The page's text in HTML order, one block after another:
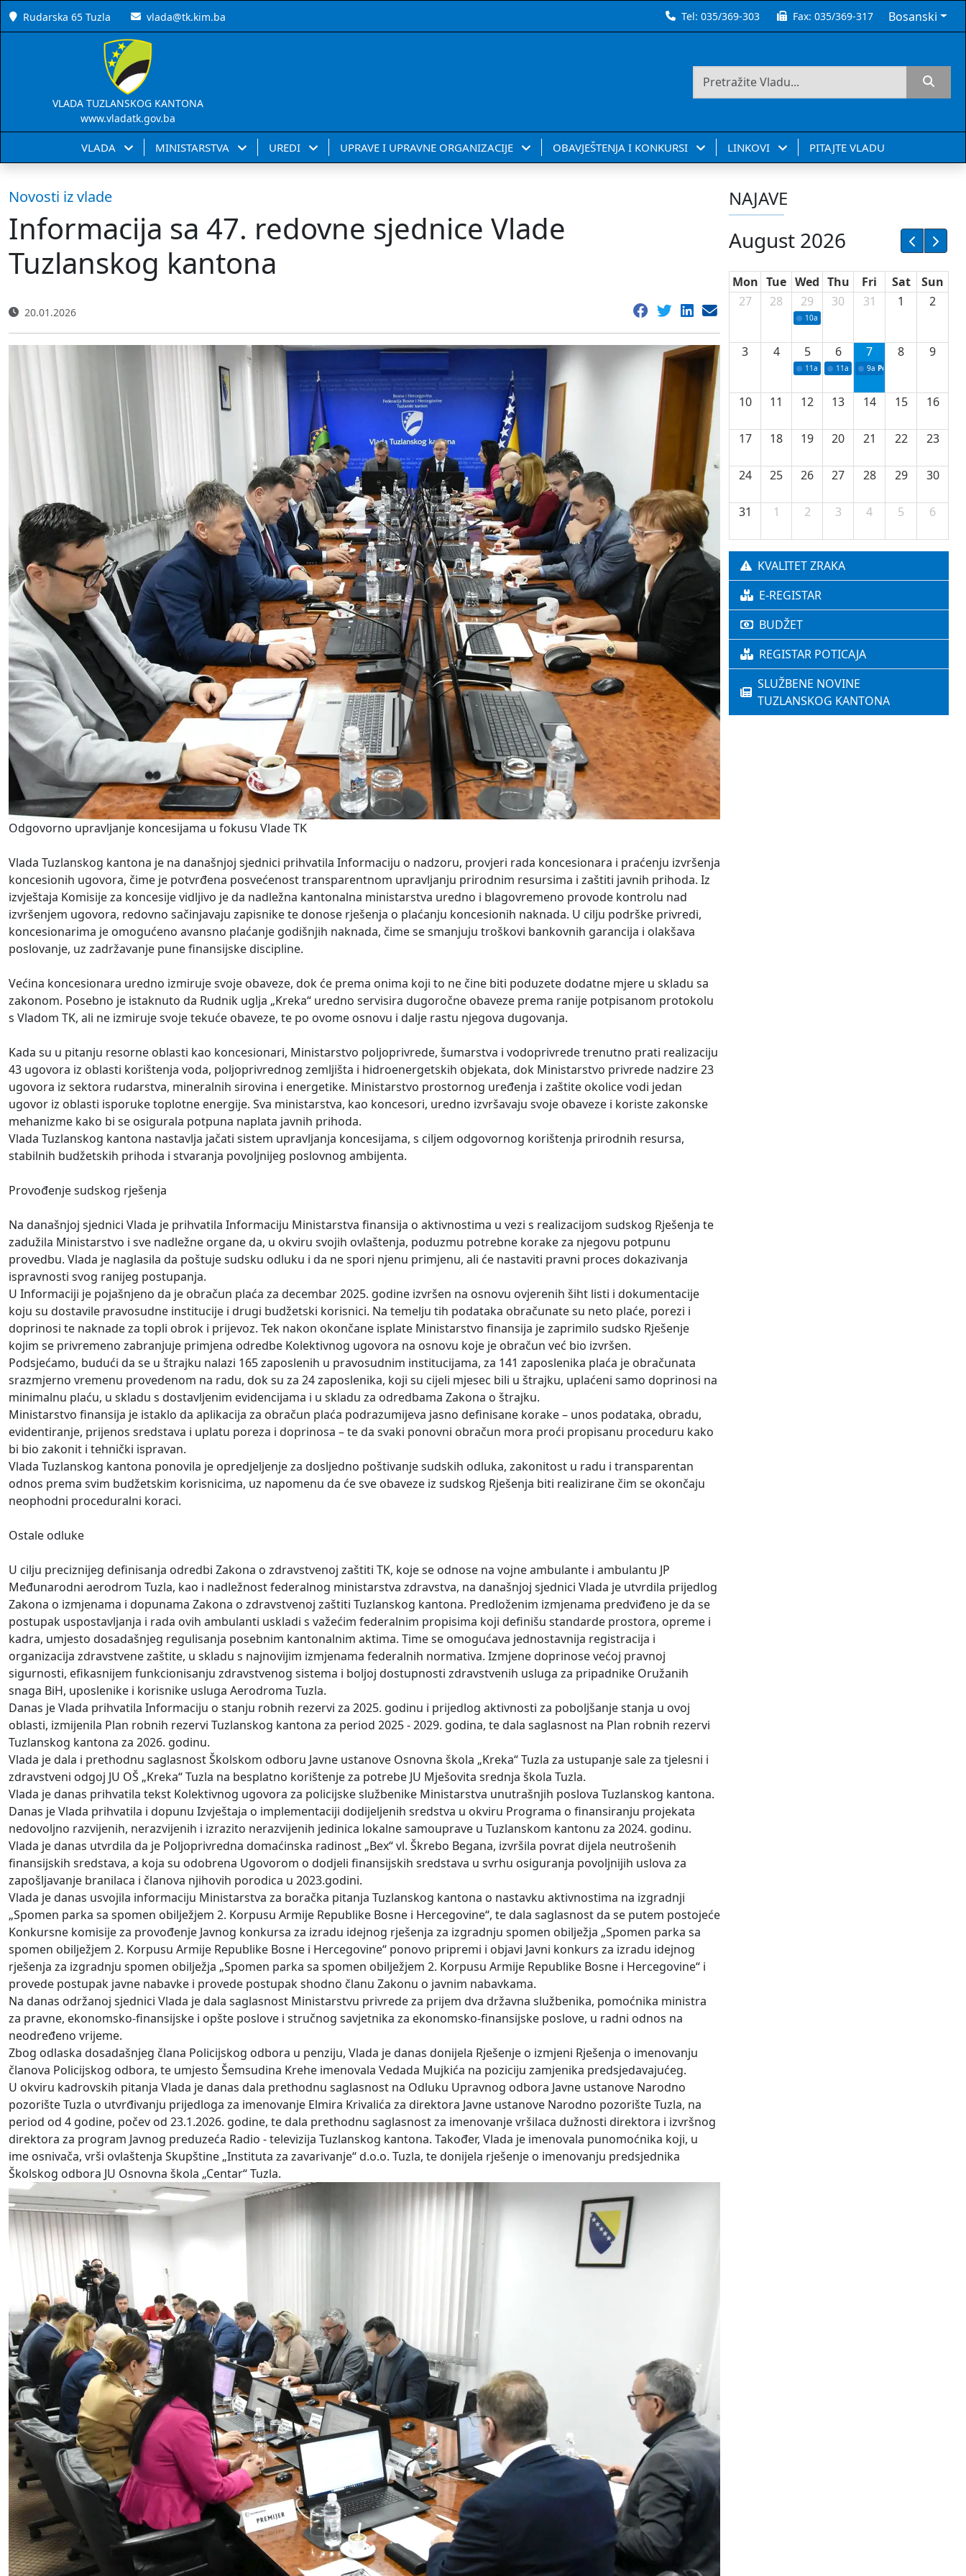
Rudarska 65 Tuzla vlada@tk.kim.ba Tel:035/369-303 Fax:035/369-317 Bosanski
VLADA TUZLANSKOG KANTONA
www.vladatk.gov.ba
VLADA MINISTARSTVA UREDI UPRAVE I UPRAVNE ORGANIZACIJE OBAVJEŠTENJA I KONKURSI LINKOVI PITAJTE VLADU
Novosti iz vlade
Informacija sa 47. redovne sjednice Vlade
Tuzlanskog kantona
20.01.2026
Odgovorno upravljanje koncesijama u fokusu Vlade TK
Vlada Tuzlanskog kantona je na današnjoj sjednici prihvatila Informaciju o nadzoru, provjeri rada koncesionara i praćenju izvršenja
koncesionih ugovora, čime je potvrđena posvećenost transparentnom upravljanju prirodnim resursima i zaštiti javnih prihoda. Iz
izvještaja Komisije za koncesije vidljivo je da nadležna kantonalna ministarstva uredno i blagovremeno provode kontrolu nad
izvršenjem ugovora, redovno sačinjavaju zapisnike te donose rješenja o plaćanju koncesionih naknada. U cilju podrške privredi,
koncesionarima je omogućeno avansno plaćanje godišnjih naknada, čime se smanjuju troškovi bankovnih garancija i olakšava
poslovanje, uz zadržavanje pune finansijske discipline.
Većina koncesionara uredno izmiruje svoje obaveze, dok će prema onima koji to ne čine biti poduzete dodatne mjere u skladu sa
zakonom. Posebno je istaknuto da Rudnik uglja „Kreka“ uredno servisira dugoročne obaveze prema ranije potpisanom protokolu
s Vladom TK, ali ne izmiruje svoje tekuće obaveze, te po ovome osnovu i dalje rastu njegova dugovanja.
Kada su u pitanju resorne oblasti kao koncesionari, Ministarstvo poljoprivrede, šumarstva i vodoprivrede trenutno prati realizaciju
43 ugovora iz oblasti korištenja voda, poljoprivrednog zemljišta i hidroenergetskih objekata, dok Ministarstvo privrede nadzire 23
ugovora iz sektora rudarstva, mineralnih sirovina i energetike. Ministarstvo prostornog uređenja i zaštite okolice vodi jedan
ugovor iz oblasti isporuke toplotne energije. Sva ministarstva, kao koncesori, uredno izvršavaju svoje obaveze i koriste zakonske
mehanizme kako bi se osigurala potpuna naplata javnih prihoda.
Vlada Tuzlanskog kantona nastavlja jačati sistem upravljanja koncesijama, s ciljem odgovornog korištenja prirodnih resursa,
stabilnih budžetskih prihoda i stvaranja povoljnijeg poslovnog ambijenta.
Provođenje sudskog rješenja
Na današnjoj sjednici Vlada je prihvatila Informaciju Ministarstva finansija o aktivnostima u vezi s realizacijom sudskog Rješenja te
zadužila Ministarstvo i sve nadležne organe da, u okviru svojih ovlaštenja, poduzmu potrebne korake za njegovu potpunu
provedbu. Vlada je naglasila da poštuje sudsku odluku i da ne spori njenu primjenu, ali će nastaviti pravni proces dokazivanja
ispravnosti svog ranijeg postupanja.
U Informaciji je pojašnjeno da je obračun plaća za decembar 2025. godine izvršen na osnovu ovjerenih šiht listi i dokumentacije
koju su dostavile pravosudne institucije i drugi budžetski korisnici. Na temelju tih podataka obračunate su neto plaće, porezi i
doprinosi te naknade za topli obrok i prijevoz. Tek nakon okončane isplate Ministarstvo finansija je zaprimilo sudsko Rješenje
kojim se privremeno zabranjuje primjena odredbe Kolektivnog ugovora na osnovu koje je obračun već bio izvršen.
Podsjećamo, budući da se u štrajku nalazi 165 zaposlenih u pravosudnim institucijama, za 141 zaposlenika plaća je obračunata
srazmjerno vremenu provedenom na radu, dok su za 24 zaposlenika, koji su cijeli mjesec bili u štrajku, uplaćeni samo doprinosi na
minimalnu plaću, u skladu s dostavljenim evidencijama i u skladu za odredbama Zakona o štrajku.
Ministarstvo finansija je istaklo da aplikacija za obračun plaća podrazumijeva jasno definisane korake – unos podataka, obradu,
evidentiranje, prijenos sredstava i uplatu poreza i doprinosa – te da svaki ponovni obračun mora proći propisanu proceduru kako
bi bio zakonit i tehnički ispravan.
Vlada Tuzlanskog kantona ponovila je opredjeljenje za dosljedno poštivanje sudskih odluka, zakonitost u radu i transparentan
odnos prema svim budžetskim korisnicima, uz napomenu da će sve obaveze iz sudskog Rješenja biti realizirane čim se okončaju
neophodni proceduralni koraci.
Ostale odluke
U cilju preciznijeg definisanja odredbi Zakona o zdravstvenoj zaštiti TK, koje se odnose na vojne ambulante i ambulantu JP
Međunarodni aerodrom Tuzla, kao i nadležnost federalnog ministarstva zdravstva, na današnjoj sjednici Vlada je utvrdila prijedlog
Zakona o izmjenama i dopunama Zakona o zdravstvenoj zaštiti Tuzlanskog kantona. Predloženim izmjenama predviđeno je da se
postupak uspostavljanja i rada ovih ambulanti uskladi s važećim federalnim propisima koji definišu standarde prostora, opreme i
kadra, umjesto dosadašnjeg regulisanja posebnim kantonalnim aktima. Time se omogućava jednostavnija registracija i
organizacija zdravstvene zaštite, u skladu s najnovijim izmjenama federalnih normativa. Izmjene doprinose većoj pravnoj
sigurnosti, efikasnijem funkcionisanju zdravstvenog sistema i boljoj dostupnosti zdravstvenih usluga za pripadnike Oružanih
snaga BiH, uposlenike i korisnike usluga Aerodroma Tuzla.
Danas je Vlada prihvatila Informaciju o stanju robnih rezervi za 2025. godinu i prijedlog aktivnosti za poboljšanje stanja u ovoj
oblasti, izmijenila Plan robnih rezervi Tuzlanskog kantona za period 2025 - 2029. godina, te dala saglasnost na Plan robnih rezervi
Tuzlanskog kantona za 2026. godinu.
Vlada je dala i prethodnu saglasnost Školskom odboru Javne ustanove Osnovna škola „Kreka“ Tuzla za ustupanje sale za tjelesni i
zdravstveni odgoj JU OŠ „Kreka“ Tuzla na besplatno korištenje za potrebe JU Mješovita srednja škola Tuzla.
Vlada je danas prihvatila tekst Kolektivnog ugovora za policijske službenike Ministarstva unutrašnjih poslova Tuzlanskog kantona.
Danas je Vlada prihvatila i dopunu Izvještaja o implementaciji dodijeljenih sredstva u okviru Programa o finansiranju projekata
nedovoljno razvijenih, nerazvijenih i izrazito nerazvijenih jedinica lokalne samouprave u Tuzlanskom kantonu za 2024. godinu.
Vlada je danas utvrdila da je Poljoprivredna domaćinska radinost „Bex“ vl. Škrebo Begana, izvršila povrat dijela neutrošenih
finansijskih sredstava, a koja su odobrena Ugovorom o dodjeli finansijskih sredstava u svrhu osiguranja povoljnijih uslova za
zapošljavanje branilaca i članova njihovih porodica u 2023.godini.
Vlada je danas usvojila informaciju Ministarstva za boračka pitanja Tuzlanskog kantona o nastavku aktivnostima na izgradnji
„Spomen parka sa spomen obilježjem 2. Korpusu Armije Republike Bosne i Hercegovine“, te dala saglasnost da se putem postojeće
Konkursne komisije za provođenje Javnog konkursa za izradu idejnog rješenja za izgradnju spomen obilježja „Spomen parka sa
spomen obilježjem 2. Korpusu Armije Republike Bosne i Hercegovine“ ponovo pripremi i objavi Javni konkurs za izradu idejnog
rješenja za izgradnju spomen obilježja „Spomen parka sa spomen obilježjem 2. Korpusu Armije Republike Bosne i Hercegovine“ i
provede postupak javne nabavke i provede postupak shodno članu Zakonu o javnim nabavkama.
Na danas održanoj sjednici Vlada je dala saglasnost Ministarstvu privrede za prijem dva državna službenika, pomoćnika ministra
za pravne, ekonomsko-finansijske i opšte poslove i stručnog savjetnika za ekonomsko-finansijske poslove, u radni odnos na
neodređeno vrijeme.
Zbog odlaska dosadašnjeg člana Policijskog odbora u penziju, Vlada je danas donijela Rješenje o izmjeni Rješenja o imenovanju
članova Policijskog odbora, te umjesto Šemsudina Krehe imenovala Vedada Mujkića na poziciju zamjenika predsjedavajućeg.
U okviru kadrovskih pitanja Vlada je danas dala prethodnu saglasnost na Odluku Upravnog odbora Javne ustanove Narodno
pozorište Tuzla o utvrđivanju prijedloga za imenovanje Elmira Krivalića za direktora Javne ustanove Narodno pozorište Tuzla, na
period od 4 godine, počev od 23.1.2026. godine, te dala prethodnu saglasnost za imenovanje vršilaca dužnosti direktora i izvršnog
direktora za program Javnog preduzeća Radio - televizija Tuzlanskog kantona. Također, Vlada je imenovala punomoćnika koji, u
ime osnivača, vrši ovlaštenja Skupštine „Instituta za zavarivanje“ d.o.o. Tuzla, te donijela rješenje o imenovanju predsjednika
Školskog odbora JU Osnovna škola „Centar“ Tuzla.
NAJAVE
August 2026
Mon Tue Wed Thu Fri Sat
Sun
27
28 29
10a Potpisivanje ugovora sa neprofitnim
30 31 1 2
3 4 5
11a Potpisivanje ugovora o stipendijama
6
11a Podrška razvoju vodne
7
9a Početak izgradnje nove
8 9
10 11 12 13 14 15 16
17 18 19 20 21 22 23
24 25 26 27 28 29 30
31 1 2 3 4 5 6
KVALITET ZRAKA
E-REGISTAR
BUDŽET
REGISTAR POTICAJA
SLUŽBENE NOVINE
TUZLANSKOG KANTONA